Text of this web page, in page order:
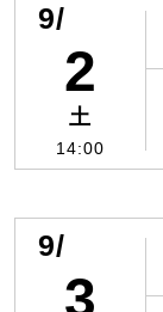
9/
2
土
14:00
9/
3